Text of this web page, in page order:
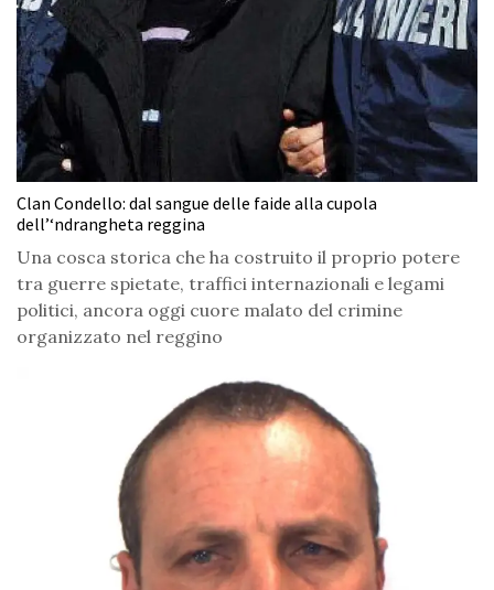
Clan Condello: dal sangue delle faide alla cupola
dell’‘ndrangheta reggina
Una cosca storica che ha costruito il proprio potere
tra guerre spietate, traffici internazionali e legami
politici, ancora oggi cuore malato del crimine
organizzato nel reggino